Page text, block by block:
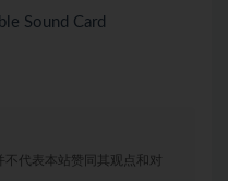
Sound Card
不代表本站赞同其观点和对